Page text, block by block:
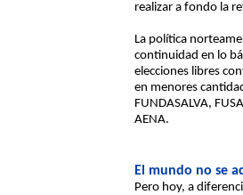
realizar a fondo la
La política
continuidad en lo
elecciones libres
en menores
FUNDASALVA,
AENA.
El mundo no se
Pero hoy, a